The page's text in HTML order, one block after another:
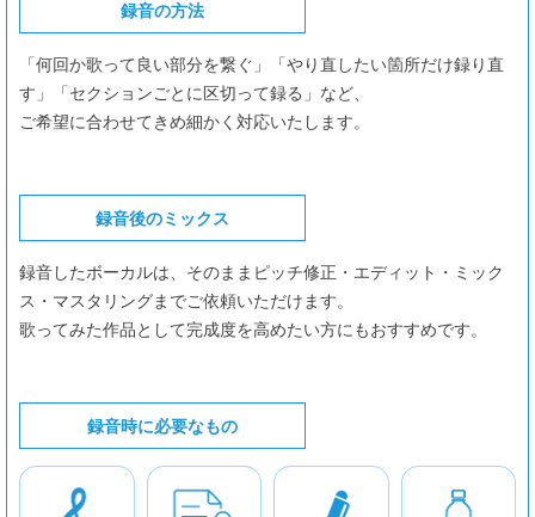
録音の方法
「何回か歌って良い部分を繋ぐ」「やり直したい箇所だけ録り直
す」「セクションごとに区切って録る」など、
ご希望に合わせてきめ細かく対応いたします。
録音後のミックス
録音したボーカルは、そのままピッチ修正・エディット・ミック
ス・マスタリングまでご依頼いただけます。
歌ってみた作品として完成度を高めたい方にもおすすめです。
録音時に必要なもの